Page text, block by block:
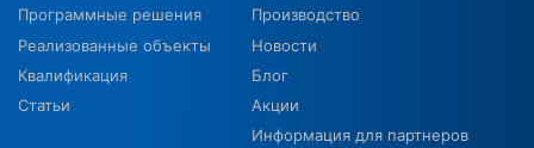
Программные решения
Реализованные объекты
Квалификация
Статьи
Производство
Новости
Блог
Акции
Информация для партнеров